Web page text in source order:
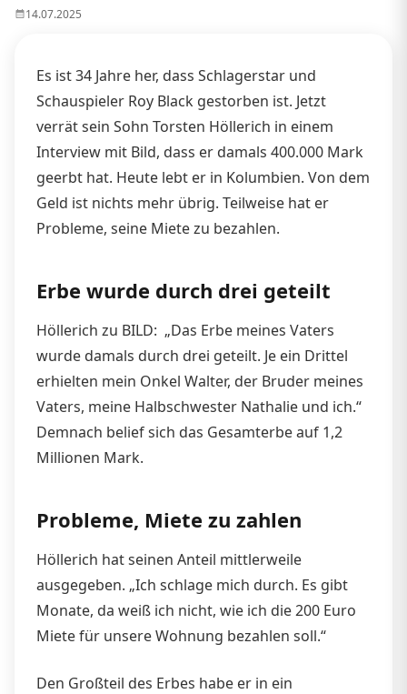
14.07.2025
Es ist 34 Jahre her, dass Schlagerstar und
Schauspieler Roy Black gestorben ist. Jetzt
verrät sein Sohn Torsten Höllerich in einem
Interview mit Bild, dass er damals 400.000 Mark
geerbt hat. Heute lebt er in Kolumbien. Von dem
Geld ist nichts mehr übrig. Teilweise hat er
Probleme, seine Miete zu bezahlen.
Erbe wurde durch drei geteilt
Höllerich zu BILD: „Das Erbe meines Vaters
wurde damals durch drei geteilt. Je ein Drittel
erhielten mein Onkel Walter, der Bruder meines
Vaters, meine Halbschwester Nathalie und ich.“
Demnach belief sich das Gesamterbe auf 1,2
Millionen Mark.
Probleme, Miete zu zahlen
Höllerich hat seinen Anteil mittlerweile
ausgegeben. „Ich schlage mich durch. Es gibt
Monate, da weiß ich nicht, wie ich die 200 Euro
Miete für unsere Wohnung bezahlen soll.“
Den Großteil des Erbes habe er in ein